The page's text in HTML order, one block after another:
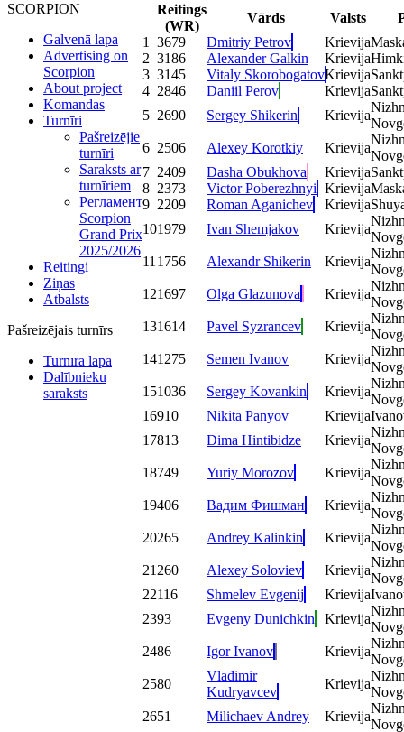
SCORPION
Galvenā lapa
Advertising on
Scorpion
About project
Komandas
Turnīri
Pašreizējie
turnīri
Saraksts ar
turnīriem
Регламент
Scorpion
Grand Prix
2025/2026
Reitingi
Ziņas
Atbalsts
Pašreizējais turnīrs
Turnīra lapa
Dalībnieku
saraksts
Reitings
(WR)
Vārds Valsts
1
3679 Dmitriy Petrov Krievija
2 3186 Alexander Galkin Krievija
3 3145 Vitaly SkorobogatovKrievija
4 2846 Daniil Perov Krievija
5 2690 Sergey Shikerin Krievija
6 2506 Alexey Korotkiy Krievija
7 2409 Dasha Obukhova Krievija
8 2373 Victor Poberezhnyi Krievija
9 2209 Roman Aganichev Krievija
101979 Ivan Shemjakov Krievija
11 1756 Alexandr Shikerin Krievija
121697 Olga Glazunova Krievija
131614 Pavel Syzrancev Krievija
141275 Semen Ivanov Krievija
151036 Sergey Kovankin Krievija
16910 Nikita Panyov Krievija
17813 Dima Hintibidze Krievija
18749 Yuriy Morozov Krievija
19406 Вадим Фишман Krievija
20265 Andrey Kalinkin Krievija
21 260 Alexey Soloviev Krievija
22116 Shmelev Evgenij Krievija
2393 Evgeny Dunichkin Krievija
2486 Igor Ivanov Krievija
2580
Vladimir
Kudryavcev
Krievija
2651 Milichaev Andrey Krievija